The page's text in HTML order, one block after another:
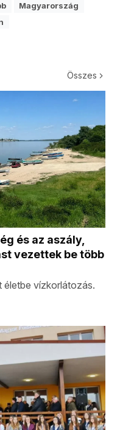
Magyarország
Összes
és az aszály,
vezettek be több
életbe vízkorlátozás.